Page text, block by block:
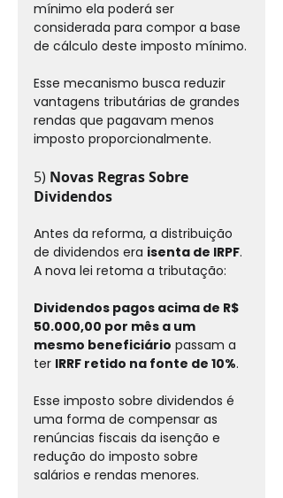
mínimo ela poderá ser
considerada para compor a base
de cálculo deste imposto mínimo.
Esse mecanismo busca reduzir
vantagens tributárias de grandes
rendas que pagavam menos
imposto proporcionalmente.
5) Novas Regras Sobre
Dividendos
Antes da reforma, a distribuição
de dividendos era isenta de IRPF.
A nova lei retoma a tributação:
Dividendos pagos acima de R$
50.000,00 por mês a um
mesmo beneficiário passam a
ter IRRF retido na fonte de 10%.
Esse imposto sobre dividendos é
uma forma de compensar as
renúncias fiscais da isenção e
redução do imposto sobre
salários e rendas menores.